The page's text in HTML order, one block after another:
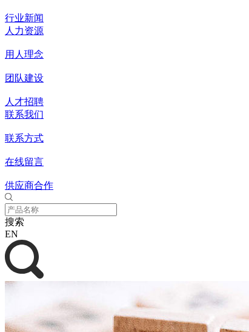
行业新闻
人力资源
用人理念
团队建设
人才招聘
联系我们
联系方式
在线留言
供应商合作
搜索
EN